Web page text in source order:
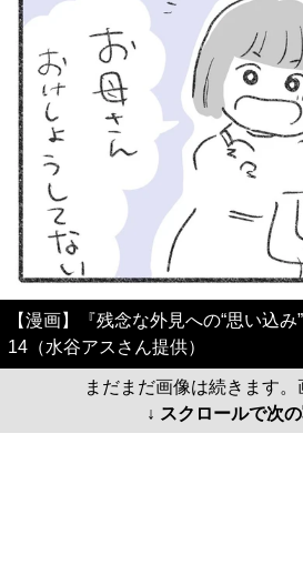
【漫画】『残念な外見への“思い込み
14（水谷アスさん提供）
まだまだ画像は続きます。
↓ スクロールで次